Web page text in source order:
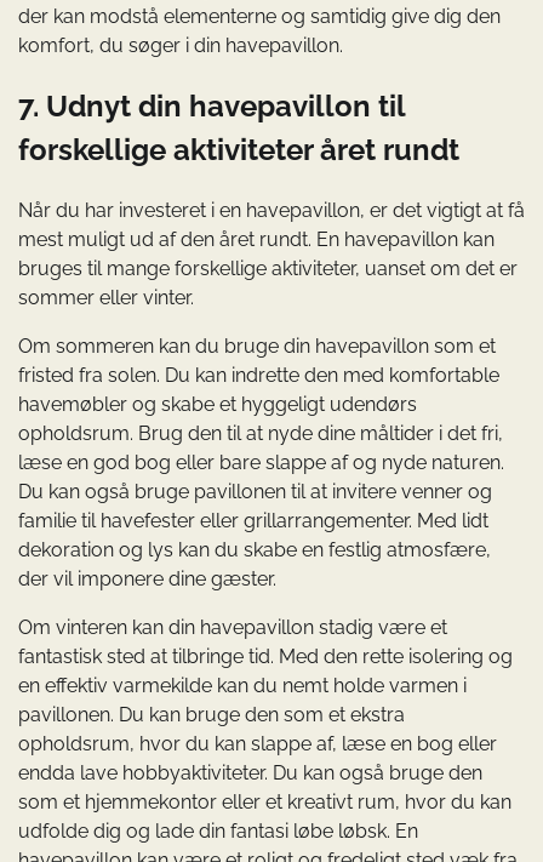
der kan modstå elementerne og samtidig give dig den
komfort, du søger i din havepavillon.
7. Udnyt din havepavillon til
forskellige aktiviteter året rundt
Når du har investeret i en havepavillon, er det vigtigt at få
mest muligt ud af den året rundt. En havepavillon kan
bruges til mange forskellige aktiviteter, uanset om det er
sommer eller vinter.
Om sommeren kan du bruge din havepavillon som et
fristed fra solen. Du kan indrette den med komfortable
havemøbler og skabe et hyggeligt udendørs
opholdsrum. Brug den til at nyde dine måltider i det fri,
læse en god bog eller bare slappe af og nyde naturen.
Du kan også bruge pavillonen til at invitere venner og
familie til havefester eller grillarrangementer. Med lidt
dekoration og lys kan du skabe en festlig atmosfære,
der vil imponere dine gæster.
Om vinteren kan din havepavillon stadig være et
fantastisk sted at tilbringe tid. Med den rette isolering og
en effektiv varmekilde kan du nemt holde varmen i
pavillonen. Du kan bruge den som et ekstra
opholdsrum, hvor du kan slappe af, læse en bog eller
endda lave hobbyaktiviteter. Du kan også bruge den
som et hjemmekontor eller et kreativt rum, hvor du kan
udfolde dig og lade din fantasi løbe løbsk. En